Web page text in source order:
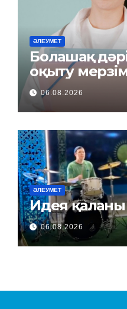
ӘЛЕУМЕТ
Болашақ
оқыту
керек пе?
06.08.2026
ӘЛЕУМЕТ
Идея қаланы
06.08.2026